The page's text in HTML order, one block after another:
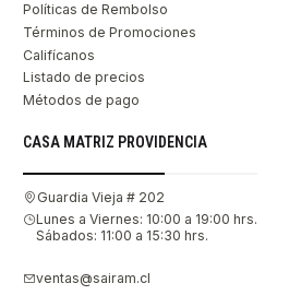
Políticas de Rembolso
Términos de Promociones
Califícanos
Listado de precios
Métodos de pago
CASA MATRIZ PROVIDENCIA
Guardia Vieja # 202
Lunes a Viernes: 10:00 a 19:00 hrs.
Sábados: 11:00 a 15:30 hrs.
ventas@sairam.cl